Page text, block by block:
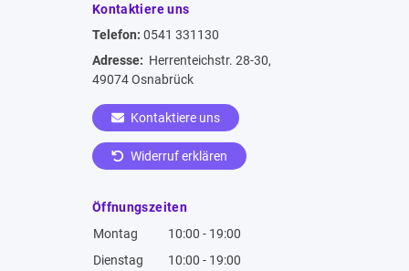
Kontaktiere uns
Telefon: 0541 331130
Adresse: Herrenteichstr. 28-30,
49074 Osnabrück
Kontaktiere uns
Widerruf erklären
Öffnungszeiten
Montag
10:00 - 19:00
Dienstag
10:00 - 19:00